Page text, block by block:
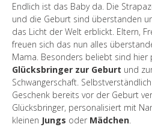
Endlich ist das Baby da. Die
und die Geburt sind überstanden
das Licht der Welt erblickt. Eltern,
freuen sich das nun alles
Mama. Besonders beliebt sind hier
Glücksbringer zur Geburt und
Schwangerschaft.
Geschenk bereits vor der Geburt
Glücksbringer, personalisiert mit
kleinen Jungs oder Mädchen.